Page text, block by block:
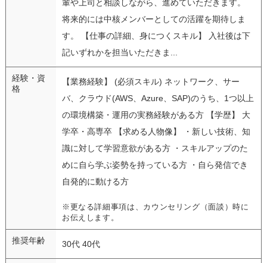
輩や上司と相談しながら、進めていただきます。
将来的には中核メンバーとしての活躍を期待しま
す。 【仕事の詳細、身につくスキル】 入社後は下
記いずれかを担当いただきま...
経験・資
格
【業務経験】 (必須スキル) ネットワーク、サー
バ、クラウド(AWS、Azure、SAP)のうち、1つ以上
の環境構築・運用の実務経験がある方 【学歴】 大
学卒・高専卒 【求める人物像】 ・新しい技術、知
識に対して学習意欲がある方 ・スキルアップのた
めに自ら学ぶ姿勢を持っている方 ・自ら発信でき
自発的に動ける方
※更なる詳細事項は、カウンセリング（面談）時に
お伝えします。
推奨年齢 30代 40代